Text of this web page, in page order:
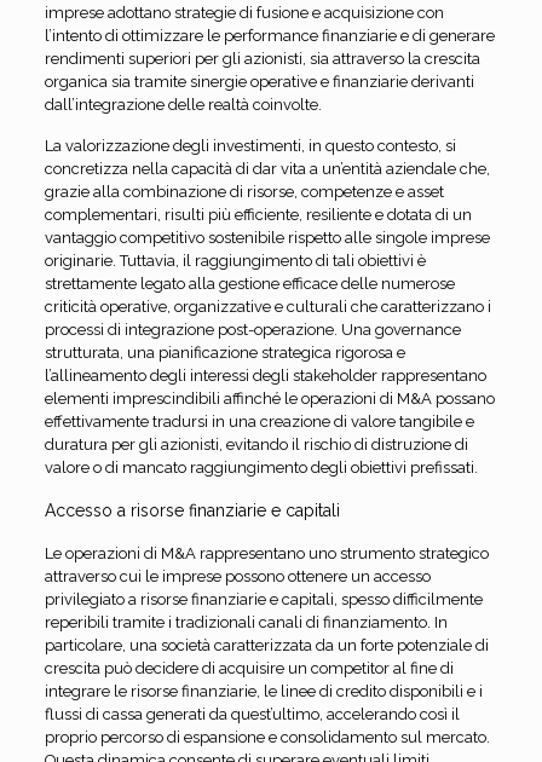
imprese adottano strategie di fusione e acquisizione con
l’intento di ottimizzare le performance finanziarie e di generare
rendimenti superiori per gli azionisti, sia attraverso la crescita
organica sia tramite sinergie operative e finanziarie derivanti
dall’integrazione delle realtà coinvolte.
La valorizzazione degli investimenti, in questo contesto, si
concretizza nella capacità di dar vita a un’entità aziendale che,
grazie alla combinazione di risorse, competenze e asset
complementari, risulti più efficiente, resiliente e dotata di un
vantaggio competitivo sostenibile rispetto alle singole imprese
originarie. Tuttavia, il raggiungimento di tali obiettivi è
strettamente legato alla gestione efficace delle numerose
criticità operative, organizzative e culturali che caratterizzano i
processi di integrazione post-operazione. Una governance
strutturata, una pianificazione strategica rigorosa e
l’allineamento degli interessi degli stakeholder rappresentano
elementi imprescindibili affinché le operazioni di M&A possano
effettivamente tradursi in una creazione di valore tangibile e
duratura per gli azionisti, evitando il rischio di distruzione di
valore o di mancato raggiungimento degli obiettivi prefissati.
Accesso a risorse finanziarie e capitali
Le operazioni di M&A rappresentano uno strumento strategico
attraverso cui le imprese possono ottenere un accesso
privilegiato a risorse finanziarie e capitali, spesso difficilmente
reperibili tramite i tradizionali canali di finanziamento. In
particolare, una società caratterizzata da un forte potenziale di
crescita può decidere di acquisire un competitor al fine di
integrare le risorse finanziarie, le linee di credito disponibili e i
flussi di cassa generati da quest’ultimo, accelerando così il
proprio percorso di espansione e consolidamento sul mercato.